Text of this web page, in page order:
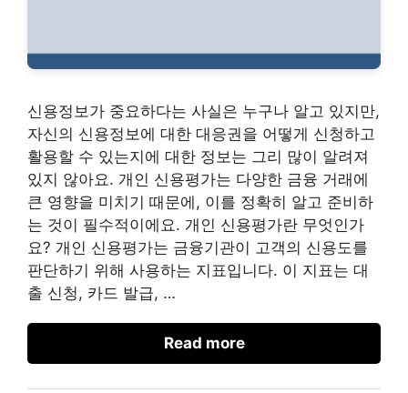
신용정보가 중요하다는 사실은 누구나 알고 있지만,
자신의 신용정보에 대한 대응권을 어떻게 신청하고
활용할 수 있는지에 대한 정보는 그리 많이 알려져
있지 않아요. 개인 신용평가는 다양한 금융 거래에
큰 영향을 미치기 때문에, 이를 정확히 알고 준비하
는 것이 필수적이에요. 개인 신용평가란 무엇인가
요? 개인 신용평가는 금융기관이 고객의 신용도를
판단하기 위해 사용하는 지표입니다. 이 지표는 대
출 신청, 카드 발급, …
Read more